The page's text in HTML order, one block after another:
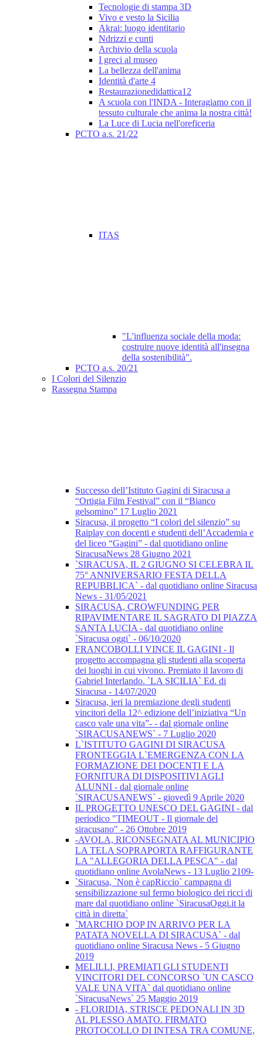
Tecnologie di stampa 3D
Vivo e vesto la Sicilia
Akrai: luogo identitario
Ndrizzi e cunti
Archivio della scuola
I greci al museo
La bellezza dell'anima
Identità d'arte 4
Restaurazionedidattica12
A scuola con l'INDA - Interagiamo con il
tessuto culturale che anima la nostra città!
La Luce di Lucia nell'oreficeria
PCTO a.s. 21/22
ITAS
"L'influenza sociale della moda:
costruire nuove identità all'insegna
della sostenibilità".
PCTO a.s. 20/21
I Colori del Silenzio
Rassegna Stampa
Successo dell’Istituto Gagini di Siracusa a
“Ortigia Film Festival” con il “Bianco
gelsomino” 17 Luglio 2021
Siracusa, il progetto “I colori del silenzio” su
Raiplay con docenti e studenti dell’Accademia e
del liceo “Gagini” - dal quotidiano online
SiracusaNews 28 Giugno 2021
`SIRACUSA, IL 2 GIUGNO SI CELEBRA IL
75° ANNIVERSARIO FESTA DELLA
REPUBBLICA` - dal quotidiano online Siracusa
News - 31/05/2021
SIRACUSA, CROWFUNDING PER
RIPAVIMENTARE IL SAGRATO DI PIAZZA
SANTA LUCIA - dal quotidiano online
`Siracusa oggi` - 06/10/2020
FRANCOBOLLI VINCE IL GAGINI - Il
progetto accompagna gli studenti alla scoperta
dei luoghi in cui vivono. Premiato il lavoro di
Gabriel Interlando. `LA SICILIA` Ed. di
Siracusa - 14/07/2020
Siracusa, ieri la premiazione degli studenti
vincitori della 12^ edizione dell’iniziativa “Un
casco vale una vita”- - dal giornale online
`SIRACUSANEWS` - 7 Luglio 2020
L`ISTITUTO GAGINI DI SIRACUSA
FRONTEGGIA L`EMERGENZA CON LA
FORMAZIONE DEI DOCENTI E LA
FORNITURA DI DISPOSITIVI AGLI
ALUNNI - dal giornale online
`SIRACUSANEWS` - giovedì 9 Aprile 2020
IL PROGETTO UNESCO DEL GAGINI - dal
periodico "TIMEOUT - Il giornale del
siracusano" - 26 Ottobre 2019
-AVOLA, RICONSEGNATA AL MUNICIPIO
LA TELA SOPRAPORTA RAFFIGURANTE
LA "ALLEGORIA DELLA PESCA" - dal
quotidiano online AvolaNews - 13 Luglio 2109-
`Siracusa, `Non è capRiccio` campagna di
sensibilizzazione sul fermo biologico dei ricci di
mare dal quotidiano online `SiracusaOggi.it la
città in diretta`
`MARCHIO DOP IN ARRIVO PER LA
PATATA NOVELLA DI SIRACUSA` - dal
quotidiano online Siracusa News - 5 Giugno
2019
MELILLI, PREMIATI GLI STUDENTI
VINCITORI DEL CONCORSO `UN CASCO
VALE UNA VITA` dal quotidiano online
`SiracusaNews` 25 Maggio 2019
- FLORIDIA, STRISCE PEDONALI IN 3D
AL PLESSO AMATO. FIRMATO
PROTOCOLLO DI INTESA TRA COMUNE,